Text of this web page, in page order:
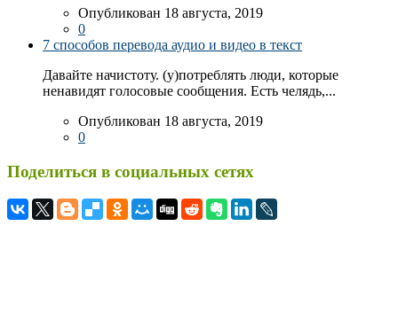
Опубликован 18 августа, 2019
0
7 способов перевода аудио и видео в текст
Давайте начистоту. (у)потреблять люди, которые
ненавидят голосовые сообщения. Есть челядь,...
Опубликован 18 августа, 2019
0
Поделиться в социальных сетях